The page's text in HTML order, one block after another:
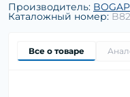
Производитель: BOGAP
Каталожный номер:
Все о товаре